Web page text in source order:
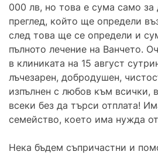
000 лв, но това е сума само за
преглед, който ще определи
след това ще се определи и
пълното лечение на Ванчето.
в клиниката на 15 август
лъчезарен, добродушен,
изпълнен с любов към всички,
всеки без да търси отплата!
семейство, което има нужда
Нека бъдем съпричастни и